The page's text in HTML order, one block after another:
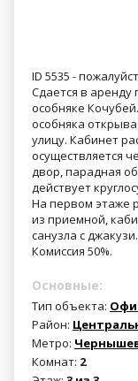
ID 5535 -
Сдается в аренду
особняке
особняка
улицу. Кабинет
осуществляется
двор, парадная
действует
На первом этаже
из приемной,
санузла с
Комиссия 50%.
Основные:
Тип объекта:
Район:
Метро:
Комнат: 2